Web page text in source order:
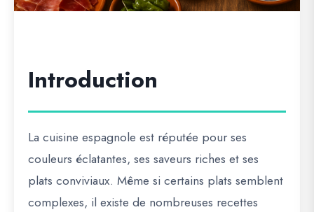
Introduction
La cuisine espagnole est réputée pour ses
couleurs éclatantes, ses saveurs riches et ses
plats conviviaux. Même si certains plats semblent
complexes, il existe de nombreuses recettes